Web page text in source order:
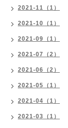
2021-11（1）
2021-10（1）
2021-09（1）
2021-07（2）
2021-06（2）
2021-05（1）
2021-04（1）
2021-03（1）